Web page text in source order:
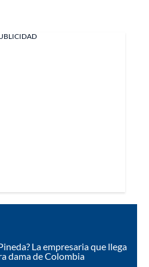
La empresaria que llega
dama de Colombia